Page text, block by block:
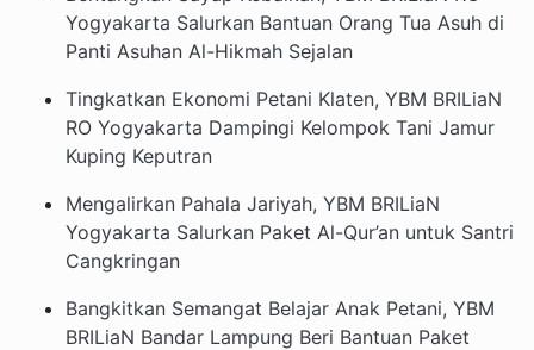
Yogyakarta Salurkan Bantuan Orang Tua Asuh di
Panti Asuhan Al-Hikmah Sejalan
Tingkatkan Ekonomi Petani Klaten, YBM BRILiaN
RO Yogyakarta Dampingi Kelompok Tani Jamur
Kuping Keputran
Mengalirkan Pahala Jariyah, YBM BRILiaN
Yogyakarta Salurkan Paket Al-Qur’an untuk Santri
Cangkringan
Bangkitkan Semangat Belajar Anak Petani, YBM
BRILiaN Bandar Lampung Beri Bantuan Paket